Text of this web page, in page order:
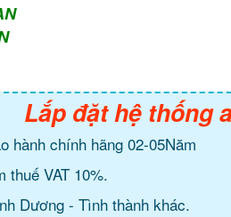
Lắp đặt hệ thống
hành chính hãng 02-05Năm
thuế VAT 10%.
Dương - Tình thành khác.